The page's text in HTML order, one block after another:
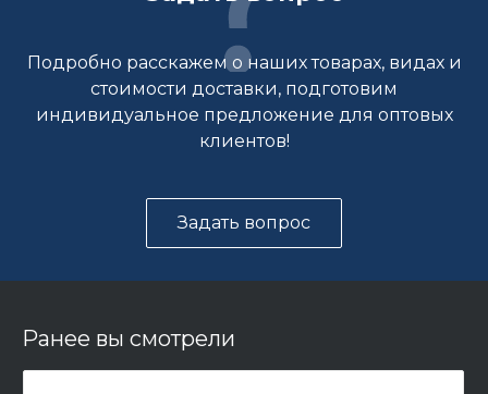
Подробно расскажем о наших товарах, видах и
стоимости доставки, подготовим
индивидуальное предложение для оптовых
клиентов!
Задать вопрос
Ранее вы смотрели